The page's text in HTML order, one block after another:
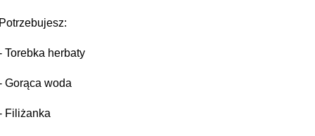
Torebka herbaty
Gorąca woda
Filiżanka